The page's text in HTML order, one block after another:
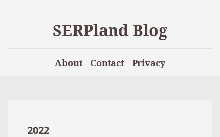
SERPland Blog
About Contact Privacy
2022